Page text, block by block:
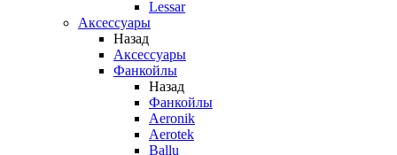
Lessar
Аксессуары
Назад
Аксессуары
Фанкойлы
Назад
Фанкойлы
Aeronik
Aerotek
Ballu